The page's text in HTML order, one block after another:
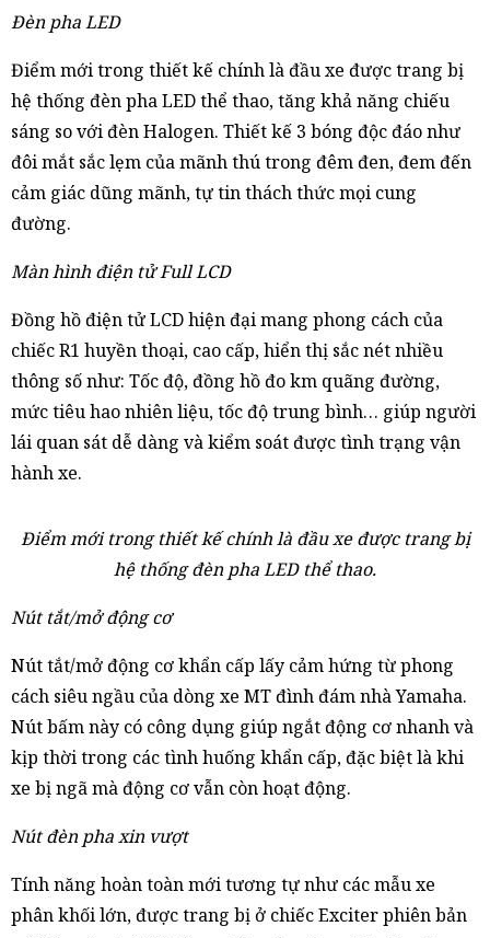
Đèn pha LED
Điểm mới trong thiết kế chính là đầu xe được trang bị
hệ thống đèn pha LED thể thao, tăng khả năng chiếu
sáng so với đèn Halogen. Thiết kế 3 bóng độc đáo như
đôi mắt sắc lẹm của mãnh thú trong đêm đen, đem đến
cảm giác dũng mãnh, tự tin thách thức mọi cung
đường.
Màn hình điện tử Full LCD
Đồng hồ điện tử LCD hiện đại mang phong cách của
chiếc R1 huyền thoại, cao cấp, hiển thị sắc nét nhiều
thông số như: Tốc độ, đồng hồ đo km quãng đường,
mức tiêu hao nhiên liệu, tốc độ trung bình… giúp người
lái quan sát dễ dàng và kiểm soát được tình trạng vận
hành xe.
Điểm mới trong thiết kế chính là đầu xe được trang bị
hệ thống đèn pha LED thể thao.
Nút tắt/mở động cơ
Nút tắt/mở động cơ khẩn cấp lấy cảm hứng từ phong
cách siêu ngầu của dòng xe MT đình đám nhà Yamaha.
Nút bấm này có công dụng giúp ngắt động cơ nhanh và
kịp thời trong các tình huống khẩn cấp, đặc biệt là khi
xe bị ngã mà động cơ vẫn còn hoạt động.
Nút đèn pha xin vượt
Tính năng hoàn toàn mới tương tự như các mẫu xe
phân khối lớn, được trang bị ở chiếc Exciter phiên bản